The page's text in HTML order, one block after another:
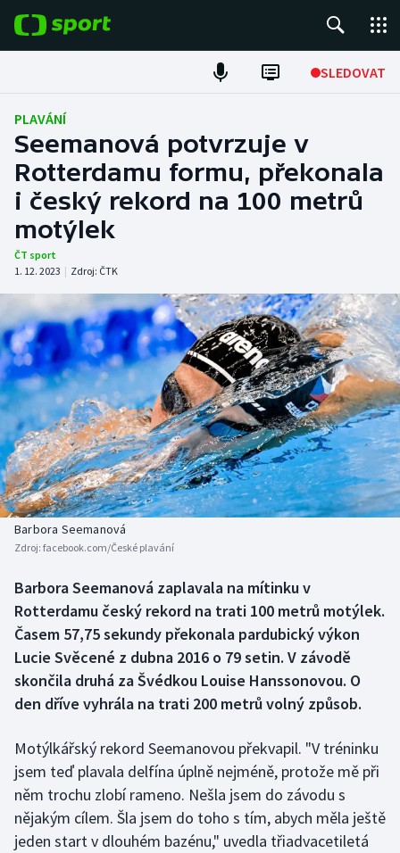
SLEDOVAT
Fotbal
Hokej
Tenis
Atletika
DALŠÍ SPORTY
Americký fotbal
Baseball a softbal
Basketbal
Biatlon
Boby a skeleton
Box
Curling
Dostihy
Florbal
Futsal
Golf
Gymnastika
NEPŘEHLÉDNĚTE
Soutěže
Historické návraty
Aplikace ČT sport
AZ kvíz
PLAVÁNÍ
Seemanová potvrzuje v
Rotterdamu formu, překonala
i český rekord na 100 metrů
motýlek
ČT sport
1. 12. 2023 | Zdroj: ČTK
Barbora Seemanová
Zdroj: facebook.com/České plavání
Barbora Seemanová zaplavala na mítinku v
Rotterdamu český rekord na trati 100 metrů motýlek.
Časem 57,75 sekundy překonala pardubický výkon
Lucie Svěcené z dubna 2016 o 79 setin. V závodě
skončila druhá za Švédkou Louise Hanssonovou. O
den dříve vyhrála na trati 200 metrů volný způsob.
Motýlkářský rekord Seemanovou překvapil. "V tréninku
jsem teď plavala delfína úplně nejméně, protože mě při
něm trochu zlobí rameno. Nešla jsem do závodu s
nějakým cílem. Šla jsem do toho s tím, abych měla ještě
jeden start v dlouhém bazénu," uvedla třiadvacetiletá